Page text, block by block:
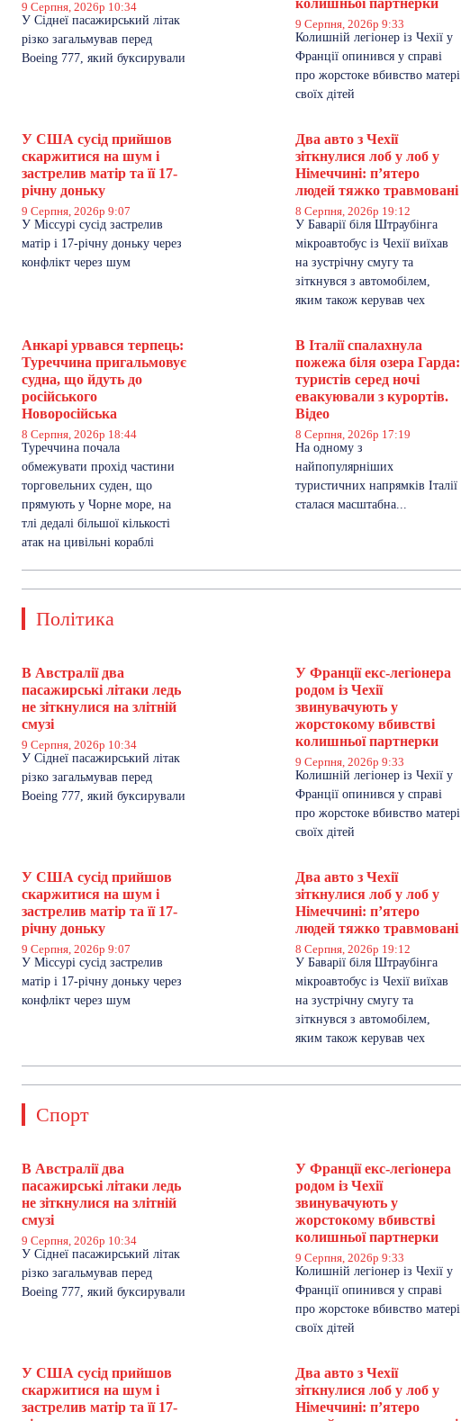
9 Серпня, 2026р 10:34
У Сіднеї пасажирський літак
різко загальмував перед
Boeing 777, який буксирували
колишньої партнерки
9 Серпня, 2026р 9:33
Колишній легіонер із Чехії у
Франції опинився у справі
про жорстоке вбивство матері
своїх дітей
У США сусід прийшов
скаржитися на шум і
застрелив матір та її 17-
річну доньку
9 Серпня, 2026р 9:07
У Міссурі сусід застрелив
матір і 17-річну доньку через
конфлікт через шум
Два авто з Чехії
зіткнулися лоб у лоб у
Німеччині: п’ятеро
людей тяжко травмовані
8 Серпня, 2026р 19:12
У Баварії біля Штраубінга
мікроавтобус із Чехії виїхав
на зустрічну смугу та
зіткнувся з автомобілем,
яким також керував чех
Анкарі урвався терпець:
Туреччина пригальмовує
судна, що йдуть до
російського
Новоросійська
8 Серпня, 2026р 18:44
Туреччина почала
обмежувати прохід частини
торговельних суден, що
прямують у Чорне море, на
тлі дедалі більшої кількості
атак на цивільні кораблі
В Італії спалахнула
пожежа біля озера Гарда:
туристів серед ночі
евакуювали з курортів.
Відео
8 Серпня, 2026р 17:19
На одному з
найпопулярніших
туристичних напрямків Італії
сталася масштабна...
Політика
В Австралії два
пасажирські літаки ледь
не зіткнулися на злітній
смузі
9 Серпня, 2026р 10:34
У Сіднеї пасажирський літак
різко загальмував перед
Boeing 777, який буксирували
У Франції екс-легіонера
родом із Чехії
звинувачують у
жорстокому вбивстві
колишньої партнерки
9 Серпня, 2026р 9:33
Колишній легіонер із Чехії у
Франції опинився у справі
про жорстоке вбивство матері
своїх дітей
У США сусід прийшов
скаржитися на шум і
застрелив матір та її 17-
річну доньку
9 Серпня, 2026р 9:07
У Міссурі сусід застрелив
матір і 17-річну доньку через
конфлікт через шум
Два авто з Чехії
зіткнулися лоб у лоб у
Німеччині: п’ятеро
людей тяжко травмовані
8 Серпня, 2026р 19:12
У Баварії біля Штраубінга
мікроавтобус із Чехії виїхав
на зустрічну смугу та
зіткнувся з автомобілем,
яким також керував чех
Спорт
В Австралії два
пасажирські літаки ледь
не зіткнулися на злітній
смузі
9 Серпня, 2026р 10:34
У Сіднеї пасажирський літак
різко загальмував перед
Boeing 777, який буксирували
У Франції екс-легіонера
родом із Чехії
звинувачують у
жорстокому вбивстві
колишньої партнерки
9 Серпня, 2026р 9:33
Колишній легіонер із Чехії у
Франції опинився у справі
про жорстоке вбивство матері
своїх дітей
У США сусід прийшов
скаржитися на шум і
застрелив матір та її 17-
Два авто з Чехії
зіткнулися лоб у лоб у
Німеччині: п’ятеро